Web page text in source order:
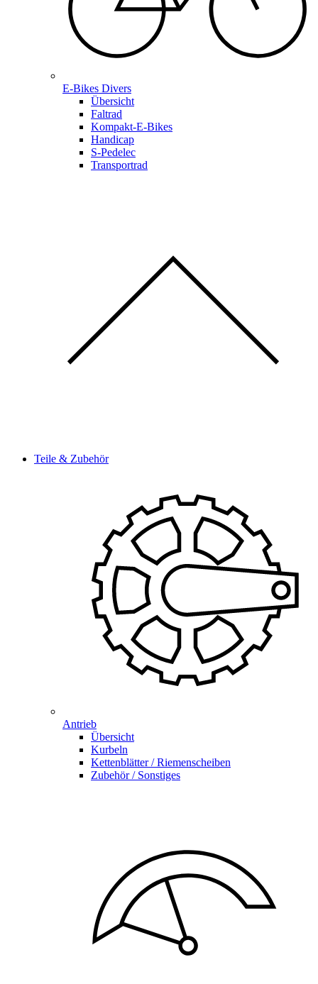
E-Bikes Divers
Übersicht
Faltrad
Kompakt-E-Bikes
Handicap
S-Pedelec
Transportrad
Teile & Zubehör
Antrieb
Übersicht
Kurbeln
Kettenblätter / Riemenscheiben
Zubehör / Sonstiges